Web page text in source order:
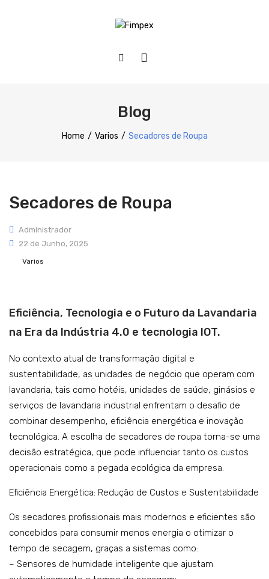
QUEM SOMOS
PRODUTOS
Confecção
Acessórios
DOWNLOADS
REFERÊNCIAS
BLOG
CONTACTOS
Blog
Home / Varios / Secadores de Roupa
Secadores de Roupa
Administrador
22 de Junho, 2025
Varios
Eficiência, Tecnologia e o Futuro da Lavandaria
na Era da Indústria 4.0 e tecnologia IOT.
No contexto atual de transformação digital e
sustentabilidade, as unidades de negócio que operam com
lavandaria, tais como hotéis, unidades de saúde, ginásios e
serviços de lavandaria industrial enfrentam o desafio de
combinar desempenho, eficiência energética e inovação
tecnológica. A escolha de secadores de roupa torna-se uma
decisão estratégica, que pode influenciar tanto os custos
operacionais como a pegada ecológica da empresa.
Eficiência Energética: Redução de Custos e Sustentabilidade
Os secadores profissionais mais modernos e eficientes são
concebidos para consumir menos energia o otimizar o
tempo de secagem, graças a sistemas como:
– Sensores de humidade inteligente que ajustam